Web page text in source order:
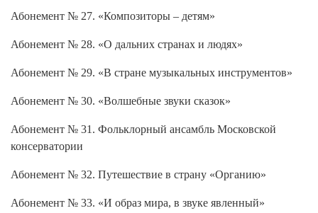
Абонемент № 27. «Композиторы – детям»
Абонемент № 28. «О дальних странах и людях»
Абонемент № 29. «В стране музыкальных инструментов»
Абонемент № 30. «Волшебные звуки сказок»
Абонемент № 31. Фольклорный ансамбль Московской
консерватории
Абонемент № 32. Путешествие в страну «Органию»
Абонемент № 33. «И образ мира, в звуке явленный»